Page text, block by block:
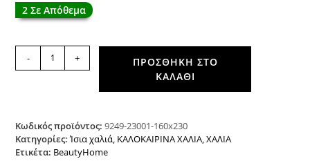
2 Σε Απόθεμα
βαμβακερό
Art
9249
160x230
- +
ΠΡΟΣΘΉΚΗ ΣΤΟ
ΚΑΛΆΘΙ
Κωδικός προϊόντος:9249-23001-160x230
Κατηγορίες:Ίσια χαλιά, ΚΑΛΟΚΑΙΡΙΝΑ ΧΑΛΙΑ,ΧΑΛΙΑ
Ετικέτα: BeautyHome